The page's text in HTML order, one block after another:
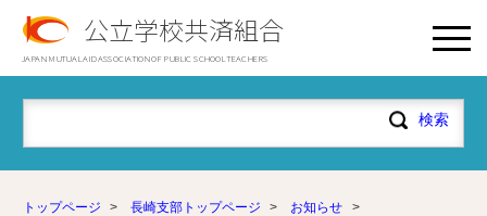
公立学校共済組合
JAPAN MUTUAL AID ASSOCIATION OF PUBLIC SCHOOL TEACHERS
トップページ > 長崎支部トップページ > お知らせ
>